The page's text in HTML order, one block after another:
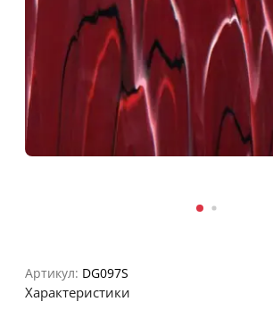
Артикул: DG097S
Характеристики